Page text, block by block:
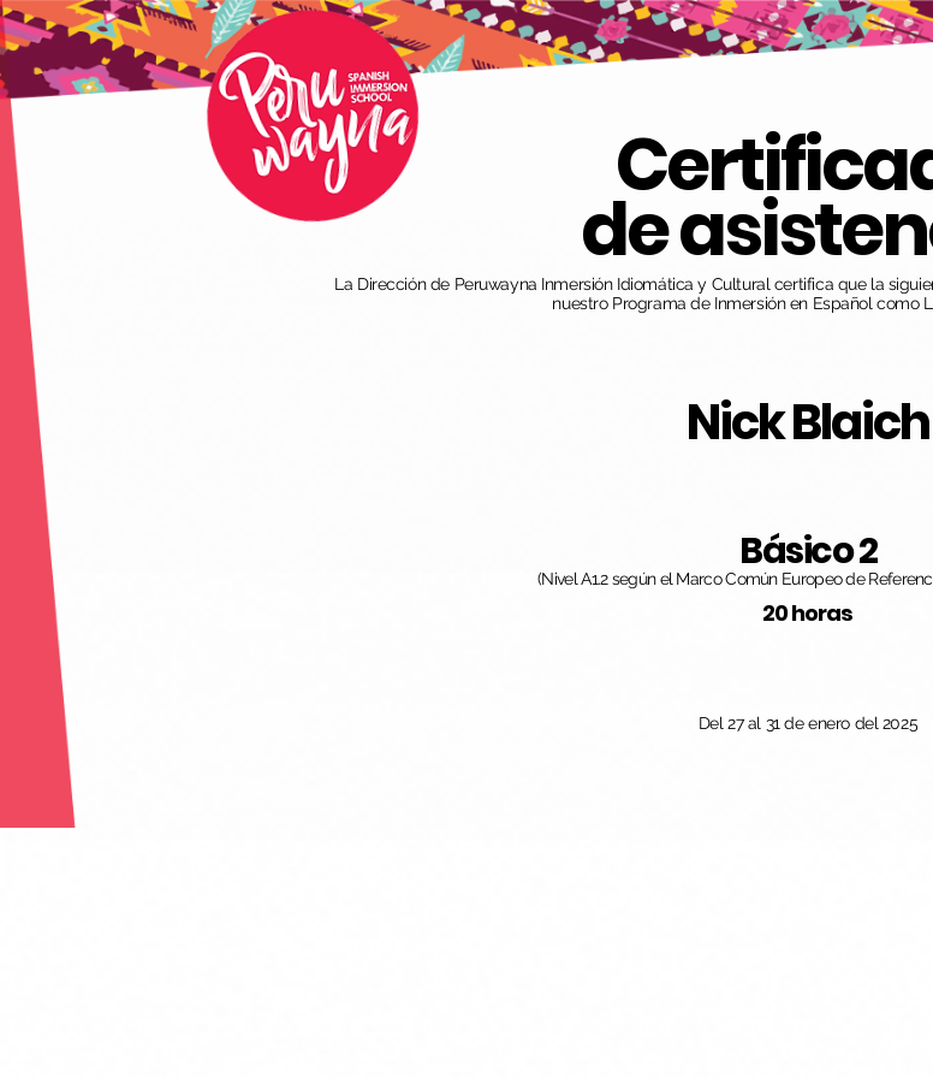
de
La Dirección de Peruwayna Inmersión Idiomática y Cultural certifica que la
nuestro Programa de Inmersión en Español como
Nick Blaich
Básico 2
(Nivel A1.2 según el Marco Común Europeo de
20 horas
Del 27 al 31 de enero del 2025